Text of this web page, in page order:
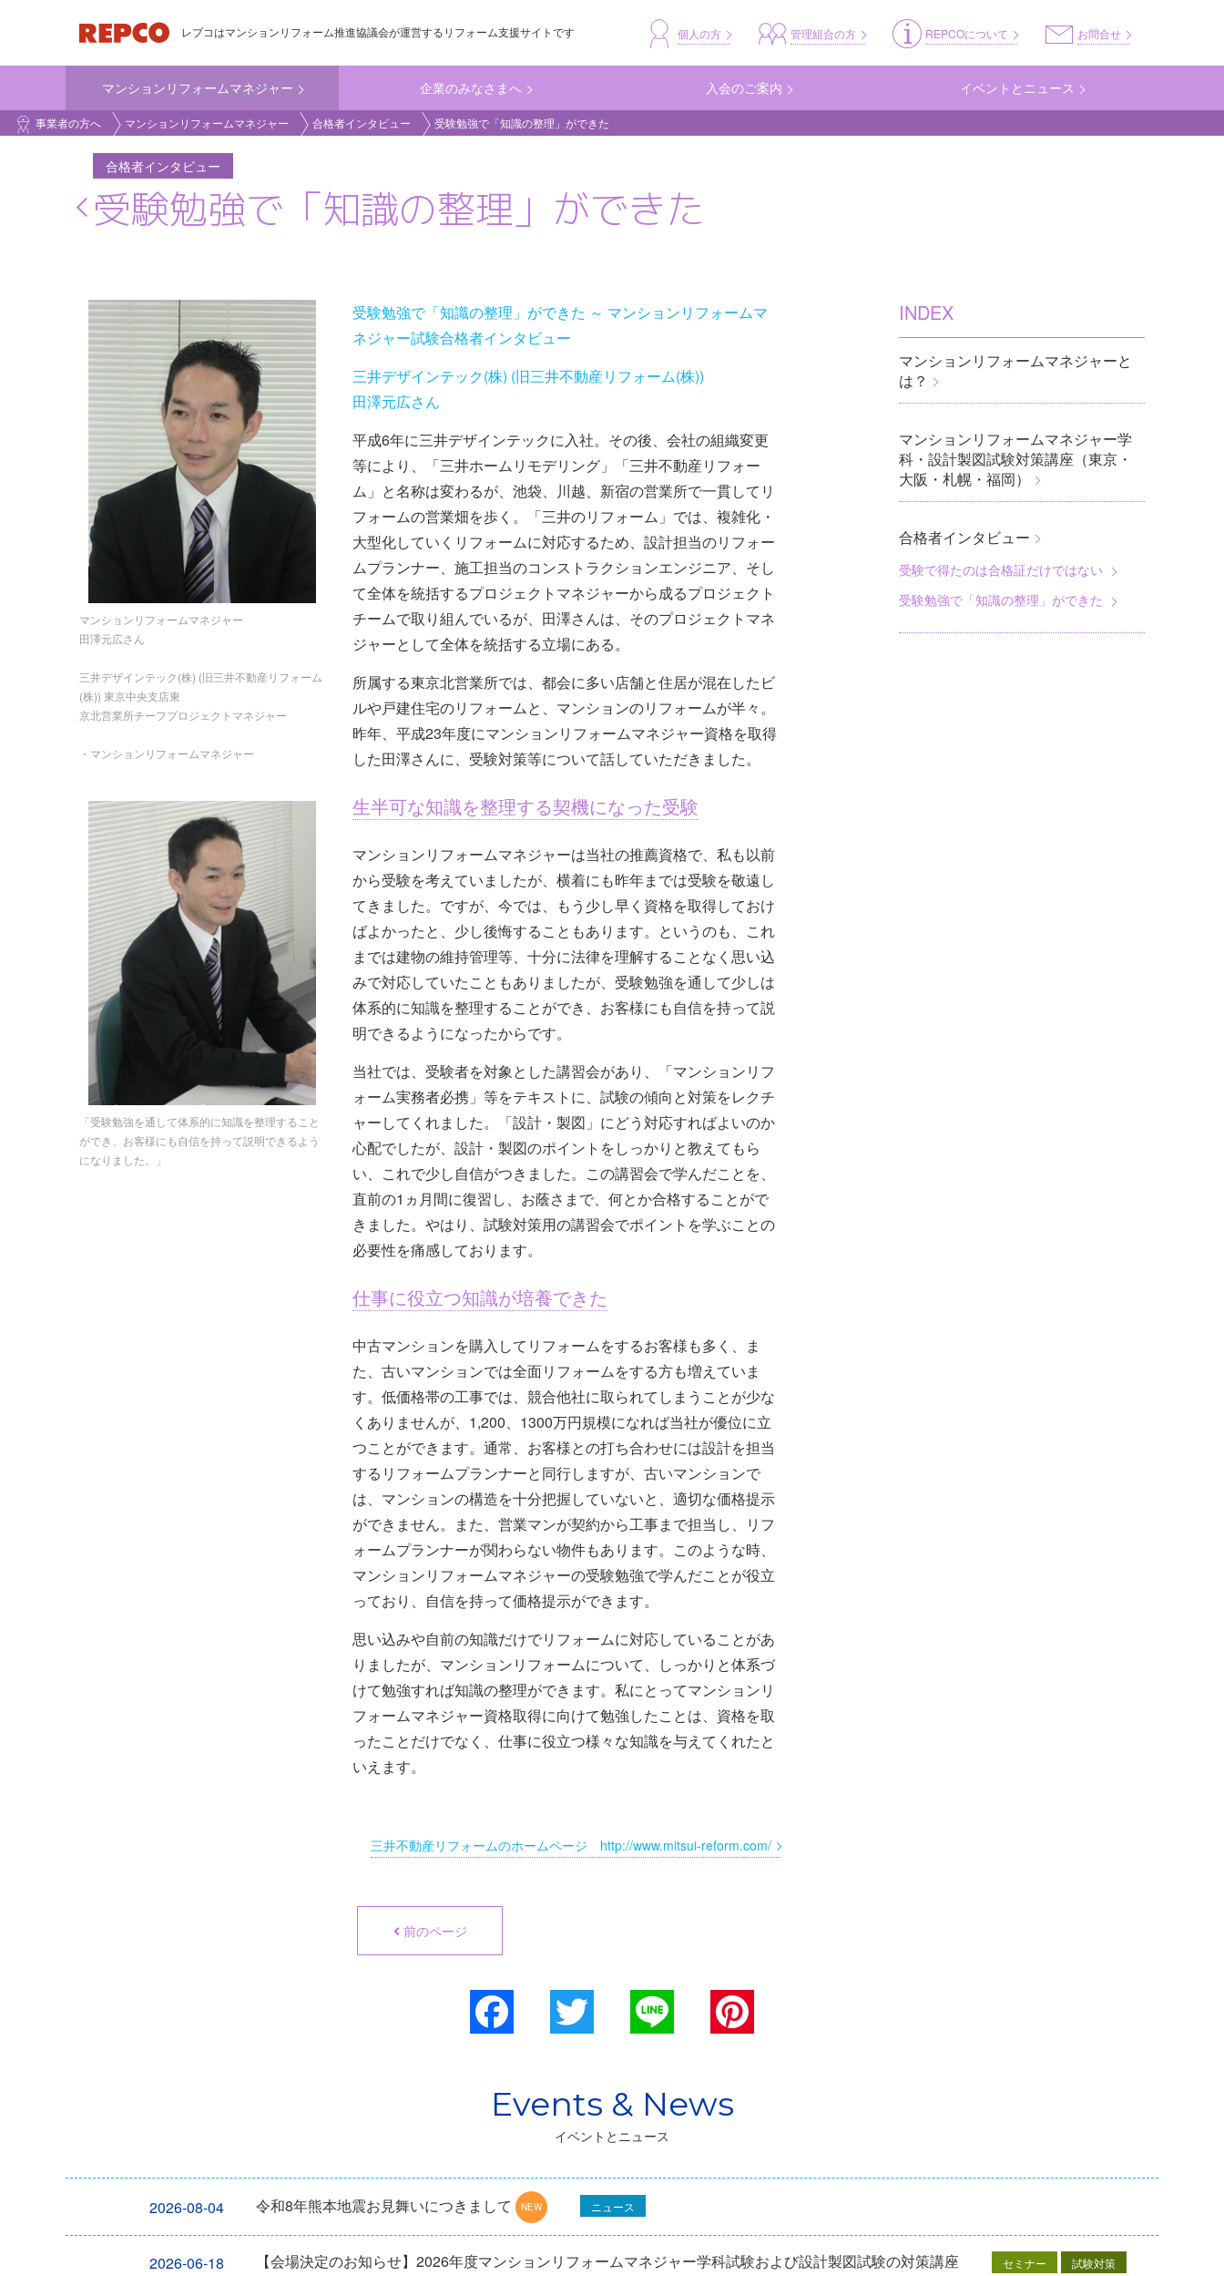
ン
ン
テ
レプコはマンションリフォーム推進協議会が運営するリフォーム支援サイトです header_business お問合せ
REPCOについて
管理組合の方
個人の方
main_business
マンションリフォームマネジャー 企業のみなさまへ 入会のご案内 イベントとニュース
事業者の方へ マンションリフォームマネジャー 合格者インタビュー 受験勉強で「知識の整理」ができた
合格者インタビュー
受験勉強で「知識の整理」ができた
マンションリフォームマネジャー
田澤元広さん
三井デザインテック(株) (旧三井不動産リフォーム
(株)) 東京中央支店東
京北営業所チーフプロジェクトマネジャー
・マンションリフォームマネジャー
「受験勉強を通して体系的に知識を整理すること
ができ、お客様にも自信を持って説明できるよう
になりました。」
受験勉強で「知識の整理」ができた ～ マンションリフォームマ
ネジャー試験合格者インタビュー
三井デザインテック(株) (旧三井不動産リフォーム(株))
田澤元広さん
平成6年に三井デザインテックに入社。その後、会社の組織変更
等により、「三井ホームリモデリング」「三井不動産リフォー
ム」と名称は変わるが、池袋、川越、新宿の営業所で一貫してリ
フォームの営業畑を歩く。「三井のリフォーム」では、複雑化・
大型化していくリフォームに対応するため、設計担当のリフォー
ムプランナー、施工担当のコンストラクションエンジニア、そし
て全体を統括するプロジェクトマネジャーから成るプロジェクト
チームで取り組んでいるが、田澤さんは、そのプロジェクトマネ
ジャーとして全体を統括する立場にある。
所属する東京北営業所では、都会に多い店舗と住居が混在したビ
ルや戸建住宅のリフォームと、マンションのリフォームが半々。
昨年、平成23年度にマンションリフォームマネジャー資格を取得
した田澤さんに、受験対策等について話していただきました。
生半可な知識を整理する契機になった受験
マンションリフォームマネジャーは当社の推薦資格で、私も以前
から受験を考えていましたが、横着にも昨年までは受験を敬遠し
てきました。ですが、今では、もう少し早く資格を取得しておけ
ばよかったと、少し後悔することもあります。というのも、これ
までは建物の維持管理等、十分に法律を理解することなく思い込
みで対応していたこともありましたが、受験勉強を通して少しは
体系的に知識を整理することができ、お客様にも自信を持って説
明できるようになったからです。
当社では、受験者を対象とした講習会があり、「マンションリフ
ォーム実務者必携」等をテキストに、試験の傾向と対策をレクチ
ャーしてくれました。「設計・製図」にどう対応すればよいのか
心配でしたが、設計・製図のポイントをしっかりと教えてもら
い、これで少し自信がつきました。この講習会で学んだことを、
直前の1ヵ月間に復習し、お蔭さまで、何とか合格することがで
きました。やはり、試験対策用の講習会でポイントを学ぶことの
必要性を痛感しております。
仕事に役立つ知識が培養できた
中古マンションを購入してリフォームをするお客様も多く、ま
た、古いマンションでは全面リフォームをする方も増えていま
す。低価格帯の工事では、競合他社に取られてしまうことが少な
くありませんが、1,200、1300万円規模になれば当社が優位に立
つことができます。通常、お客様との打ち合わせには設計を担当
するリフォームプランナーと同行しますが、古いマンションで
は、マンションの構造を十分把握していないと、適切な価格提示
ができません。また、営業マンが契約から工事まで担当し、リフ
ォームプランナーが関わらない物件もあります。このような時、
マンションリフォームマネジャーの受験勉強で学んだことが役立
っており、自信を持って価格提示ができます。
思い込みや自前の知識だけでリフォームに対応していることがあ
りましたが、マンションリフォームについて、しっかりと体系づ
けて勉強すれば知識の整理ができます。私にとってマンションリ
フォームマネジャー資格取得に向けて勉強したことは、資格を取
ったことだけでなく、仕事に役立つ様々な知識を与えてくれたと
いえます。
三井不動産リフォームのホームページ http://www.mitsui-reform.com/
前のページ
INDEX
マンションリフォームマネジャーと
は？
マンションリフォームマネジャー学
科・設計製図試験対策講座（東京・
大阪・札幌・福岡）
合格者インタビュー
受験で得たのは合格証だけではない
受験勉強で「知識の整理」ができた
Facebook
イベントとニュース
2026-08-04 令和8年熊本地震お見舞いにつきまして ニュース
2026-06-18 【会場決定のお知らせ】2026年度マンションリフォームマネジャー学科試験および設計製図試験の対策講座 セミナー 試験対策